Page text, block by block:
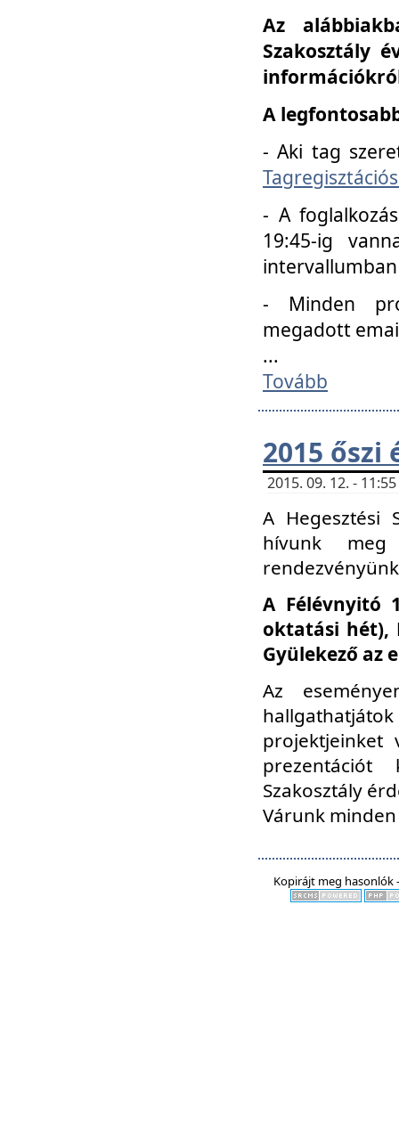
Az
Szakosztály
A
- Aki tag
- A
19:45-ig
- Minden
megadott
...
Tovább
2015
2015. 09. 12. -
A Hegesztési
hívunk
A Félévnyitó
oktatási hét),
Gyülekező az
Az
Szakosztály
Várunk
Kopirájt meg hasonlók